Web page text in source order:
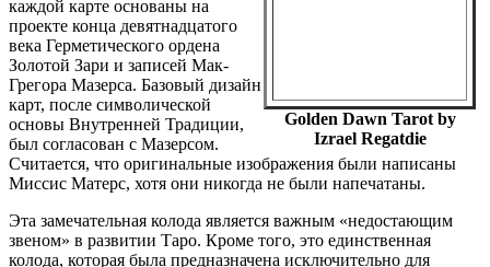
Golden Dawn Tarot by
Izrael Regatdie
каждой карте основаны на
проекте конца девятнадцатого
века Герметического ордена
Золотой Зари и записей Мак-
Грегора Мазерса. Базовый дизайн
карт, после символической
основы Внутренней Традиции,
был согласован с Мазерсом.
Считается, что оригинальные изображения были написаны
Миссис Матерс, хотя они никогда не были напечатаны.
Эта замечательная колода является важным «недостающим
звеном» в развитии Таро. Кроме того, это единственная
колода, которая была предназначена исключительно для